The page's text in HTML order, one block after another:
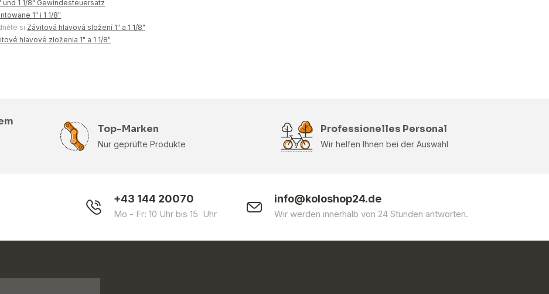
und 1 1/8" Gewindesteuersatz
1" i 1 1/8"
si Závitová hlavová složení 1" a 1 1/8"
hlavové zloženia 1" a 1 1/8"
Top-Marken
Nur geprüfte Produkte
Professionelles Personal
Wir helfen Ihnen bei der Auswahl
+43 144 20070
Mo - Fr: 10 Uhr bis 15 Uhr
info@koloshop24.de
Wir werden innerhalb von 24 Stunden antworten.